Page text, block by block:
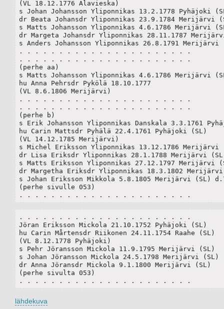
(VL 18.12.1776 Alavieska)
s Johan Johansson Yliponnikas 13.2.1778 Pyhäjoki
dr Beata Johansdr Yliponnikas 23.9.1784 Merijärvi
s Matts Johansson Yliponnikas 4.6.1786 Merijärvi
dr Margeta Johansdr Yliponnikas 28.11.1787
s Anders Johansson Yliponnikas 26.8.1791 Merijärvi
. . . . . . . . . . . . . . . . . . . . . .
. . . . . . . . . . . . . . . . . . . . . .
(perhe aa)
s Matts Johansson Yliponnikas 4.6.1786 Merijärvi
hu Anna Pehrsdr Pykölä 18.10.1777
(VL 8.6.1806 Merijärvi)
. . . . . . . . . . . . . . . . . . . . . .
. . . . . . . . . . . . . . . . . . . . . .
(perhe b)
s Erik Johansson Yliponnikas Danskala 3.3.1761
hu Carin Mattsdr Pyhälä 22.4.1761 Pyhäjoki (SL)
(VL 14.12.1785 Merijärvi)
s Michel Eriksson Yliponnikas 13.12.1786 Merijärvi
dr Lisa Eriksdr Yliponnikas 28.1.1788 Merijärvi
s Matts Eriksson Yliponnikas 27.12.1797 Merijärvi
dr Margetha Eriksdr Yliponnikas 18.3.1802
s Johan Eriksson Mikkola 5.8.1805 Merijärvi (SL)
(perhe sivulle 053)
. . . . . . . . . . . . . . . . . . . . . .
. . . . . . . . . . . . . . . . . . . . . .
Jöran Eriksson Mickola 21.10.1752 Pyhäjoki (SL)
hu Carin Mårtensdr Riikonen 24.11.1754 Raahe (SL)
(VL 8.12.1778 Pyhäjoki)
s Pehr Jöransson Mickola 11.9.1795 Merijärvi (SL)
s Johan Jöransson Mickola 24.5.1798 Merijärvi (SL)
dr Anna Jöransdr Mickola 9.1.1800 Merijärvi (SL)
(perhe sivulta 053)
. . . . . . . . . . . . . . . . . . . . . .
lähdekuva